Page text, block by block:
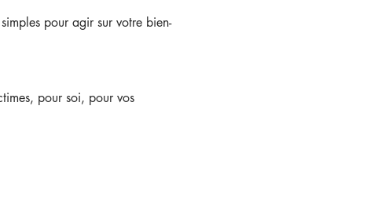
pour agir sur votre bien-
pour soi, pour vos